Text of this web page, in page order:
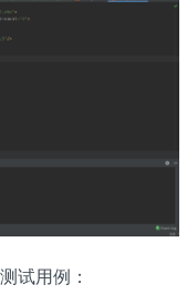
试用例：